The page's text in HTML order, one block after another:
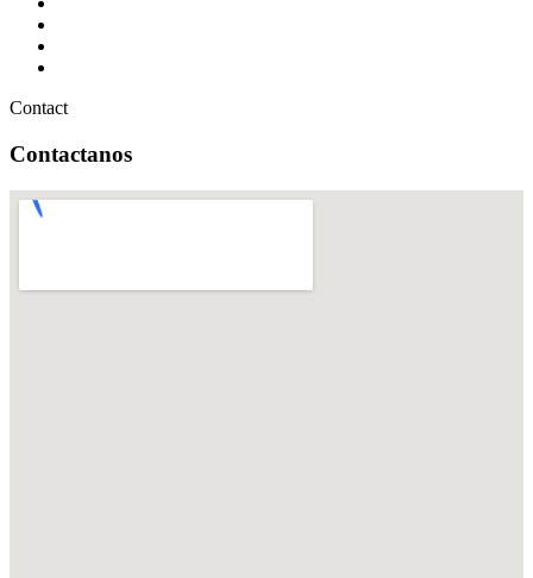
Contact
Contactanos